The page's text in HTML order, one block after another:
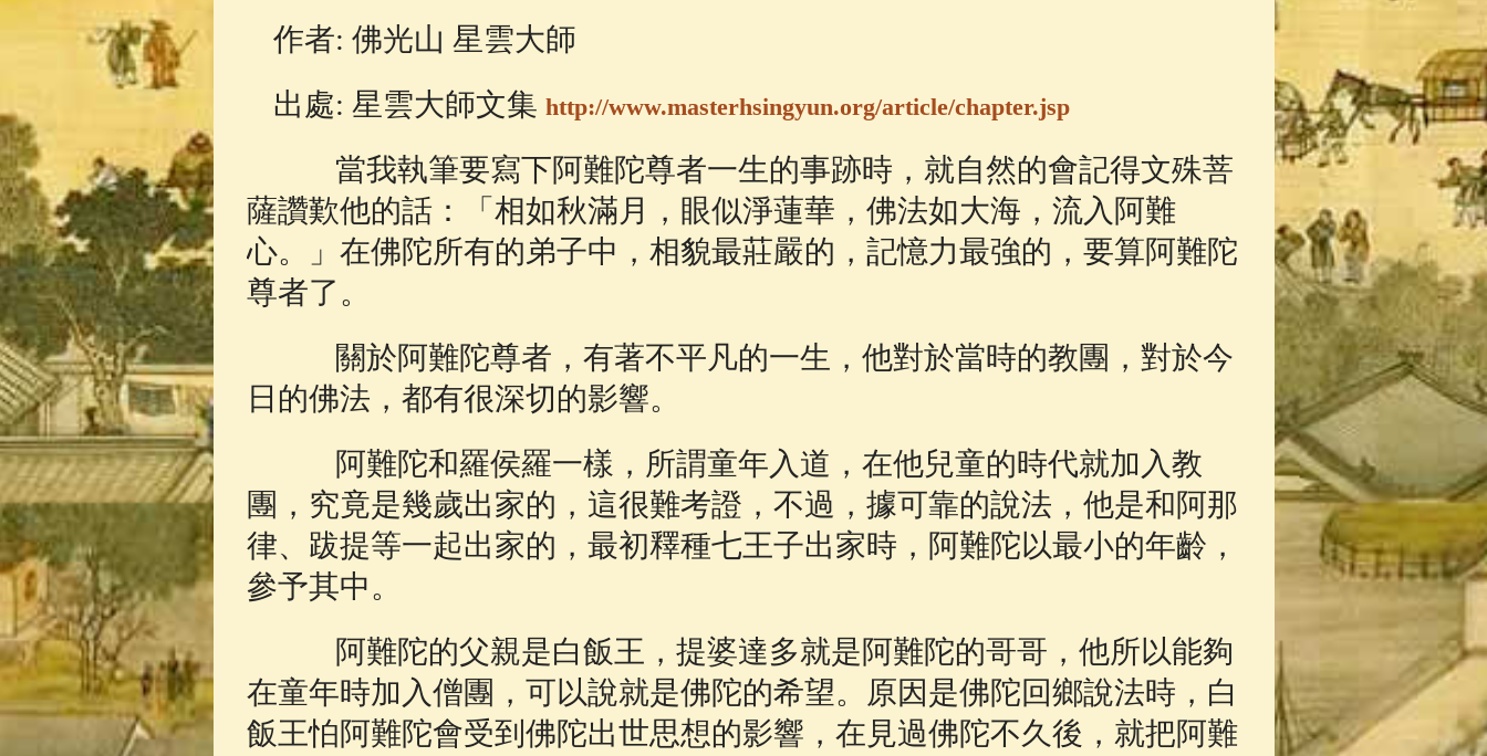
作者: 佛光山 星雲大師
出處: 星雲大師文集 http://www.masterhsingyun.org/article/chapter.jsp
當我執筆要寫下阿難陀尊者一生的事跡時，就自然的會記得文殊菩
薩讚歎他的話：「相如秋滿月，眼似淨蓮華，佛法如大海，流入阿難
心。」在佛陀所有的弟子中，相貌最莊嚴的，記憶力最強的，要算阿難陀
尊者了。
關於阿難陀尊者，有著不平凡的一生，他對於當時的教團，對於今
日的佛法，都有很深切的影響。
阿難陀和羅侯羅一樣，所謂童年入道，在他兒童的時代就加入教
團，究竟是幾歲出家的，這很難考證，不過，據可靠的說法，他是和阿那
律、跋提等一起出家的，最初釋種七王子出家時，阿難陀以最小的年齡，
參予其中。
阿難陀的父親是白飯王，提婆達多就是阿難陀的哥哥，他所以能夠
在童年時加入僧團，可以說就是佛陀的希望。原因是佛陀回鄉說法時，白
飯王怕阿難陀會受到佛陀出世思想的影響，在見過佛陀不久後，就把阿難